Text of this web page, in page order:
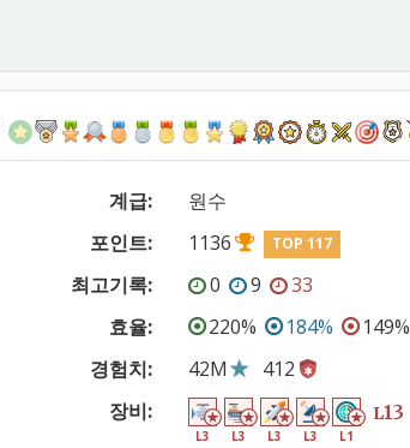
계급:
원수
포인트:
1136 TOP 117
최고기록: 0 9
33
효율:
220% 184%
149%
경험치:
42M
412
장비:
L3 L3 L3 L3 L1
L13